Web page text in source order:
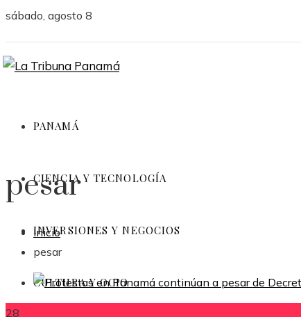
sábado, agosto 8
PANAMÁ
CIENCIA Y TECNOLOGÍA
INVERSIONES Y NEGOCIOS
CULTURA Y OCIO
pesar
Inicio
pesar
28